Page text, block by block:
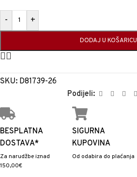
- +
DODAJ U KOŠARICU
SKU: D81739-26
Podijeli:
BESPLATNA
DOSTAVA*
Za narudžbe iznad
150,00€
SIGURNA
KUPOVINA
Od odabira do plaćanja